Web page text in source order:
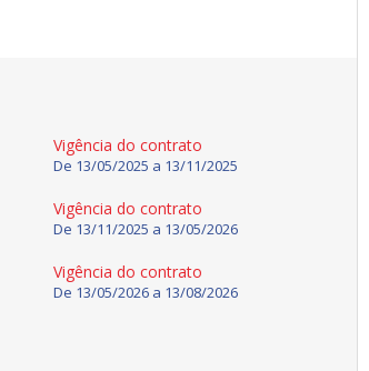
Vigência do contrato
De 13/05/2025 a 13/11/2025
Vigência do contrato
De 13/11/2025 a 13/05/2026
Vigência do contrato
De 13/05/2026 a 13/08/2026